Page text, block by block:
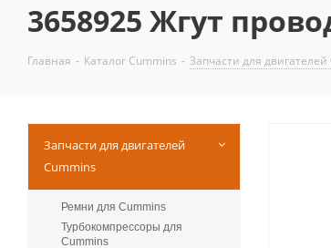
3658925 Жгут
Главная - Каталог Cummins - Запчасти для двигателей
Запчасти для двигателей
Cummins
Ремни для Cummins
Турбокомпрессоры для
Сummins